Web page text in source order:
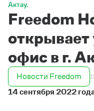
Актау.
Freedom
офис в г.
Новости Freedom
14 сентября 2022